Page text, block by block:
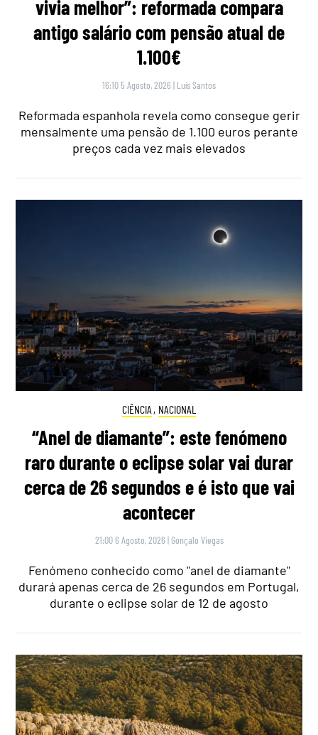
vivia melhor”: reformada compara
antigo salário com pensão atual de
1.100€
16:10 5 Agosto, 2026 | Luís Santos
Reformada espanhola revela como consegue gerir
mensalmente uma pensão de 1.100 euros perante
preços cada vez mais elevados
CIÊNCIA , NACIONAL
“Anel de diamante”: este fenómeno
raro durante o eclipse solar vai durar
cerca de 26 segundos e é isto que vai
acontecer
21:00 6 Agosto, 2026 | Gonçalo Viegas
Fenómeno conhecido como "anel de diamante"
durará apenas cerca de 26 segundos em Portugal,
durante o eclipse solar de 12 de agosto